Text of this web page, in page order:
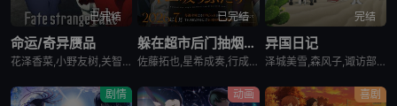
已完结
命运/奇异赝品
花泽香菜,小野友树,关智一,诸星堇,小林优,Lynn,小西克幸,内田真礼,森久保祥太郎,羽多野涉,松冈祯丞,堀内贤雄,古贺葵,橘龙丸,浪川大辅,榎木淳弥,咲野俊介
已完结
躲在超市后门抽烟的两人
佐藤拓也,星希成奏,行成桃姬,丰口惠美,安田陆矢,日笠阳子,高桥伸也
完结
异国日记
泽城美雪,森风子,诹访部顺一,诸星堇,松井惠理子,近藤隆,大原沙耶香
剧情 动画 喜剧